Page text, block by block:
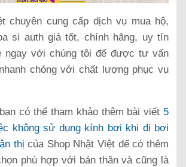
chuyên cung cấp dịch vụ mua hộ,
si auth giá tốt, chính hãng, uy tín
ngay với chúng tôi để được tư vấn
chóng với chất lượng phục vụ
có thể tham khảo thêm bài viết 5
không sử dụng kính bơi khi đi bơi
thị của Shop Nhật Việt để có thêm
phù hợp với bản thân và cũng là